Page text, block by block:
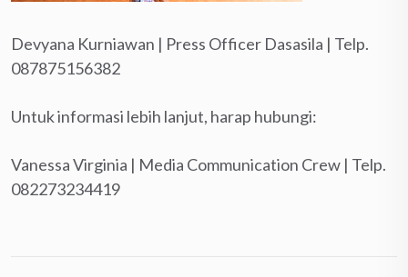
Devyana Kurniawan | Press Officer Dasasila | Telp.
087875156382
Untuk informasi lebih lanjut, harap hubungi:
Vanessa Virginia | Media Communication Crew | Telp.
082273234419